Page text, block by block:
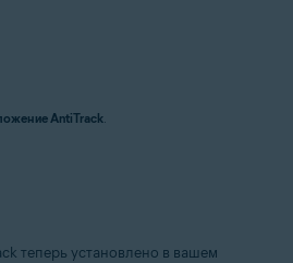
AntiTrack.
теперь установлено в вашем